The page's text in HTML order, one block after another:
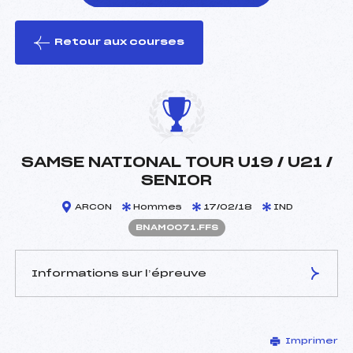
le ski
Retour aux courses
SAMSE NATIONAL TOUR U19 / U21 /
SENIOR
ARCON Hommes 17/02/18 IND
BNAM0071.FFS
Informations sur l’épreuve
HABRAN THIERRY (MV)
Imprimer